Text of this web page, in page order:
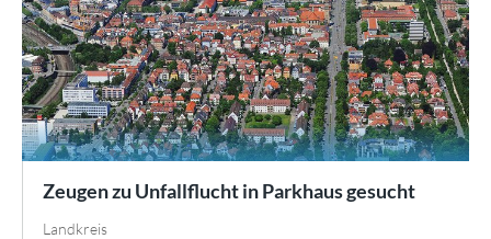
Zeugen zu Unfallflucht in Parkhaus gesucht
Landkreis